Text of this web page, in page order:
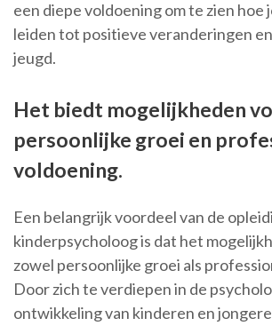
een diepe voldoening om te zien hoe
leiden tot positieve veranderingen
jeugd.
Het biedt mogelijkheden
persoonlijke groei en
voldoening.
Een belangrijk voordeel van de
kinderpsycholoog is dat het
zowel persoonlijke groei als
Door zich te verdiepen in de
ontwikkeling van kinderen en